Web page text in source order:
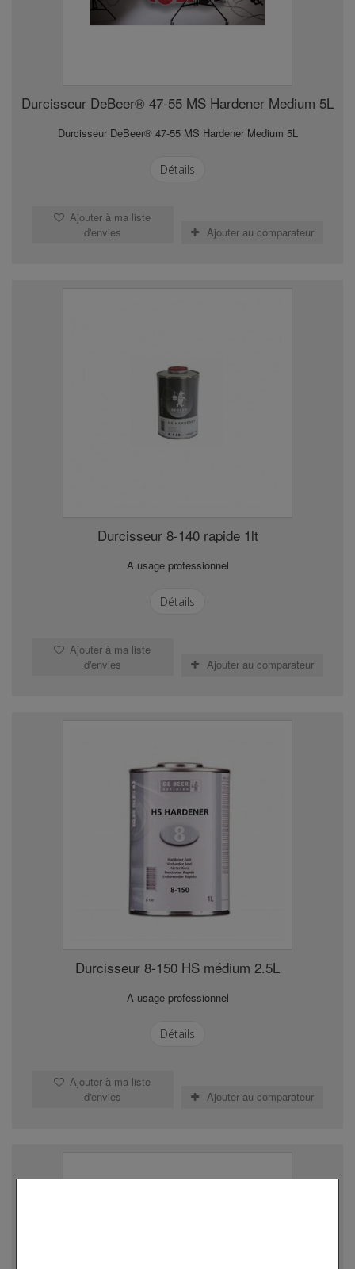
Durcisseur DeBeer® 47-55 MS Hardener Medium 5L
Durcisseur DeBeer® 47-55 MS Hardener Medium 5L
Détails
Ajouter à ma liste
d'envies
Ajouter au comparateur
Durcisseur 8-140 rapide 1lt
A usage professionnel
Détails
Ajouter à ma liste
d'envies
Ajouter au comparateur
Durcisseur 8-150 HS médium 2.5L
A usage professionnel
Détails
Ajouter à ma liste
d'envies
Ajouter au comparateur